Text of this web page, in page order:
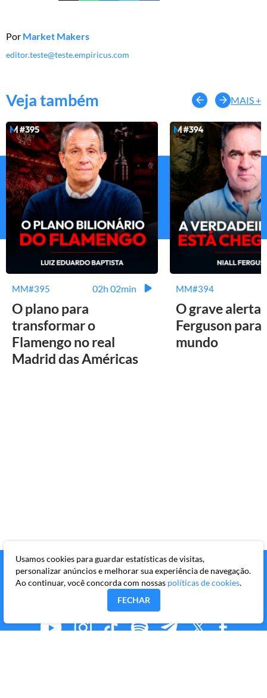
Por Market Makers
editor.teste@teste.empiricus.com
Veja também MAIS +
MM#395 02h 02min
O plano para
transformar o
Flamengo no real
Madrid das Américas
MM#394
O grave alerta
Ferguson para
mundo
Usamos cookies para guardar estatísticas de visitas,
personalizar anúncios e melhorar sua experiência de navegação.
Ao continuar, você concorda com nossas políticas de cookies.
FECHAR